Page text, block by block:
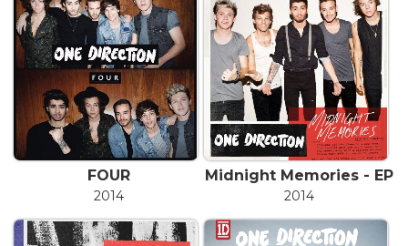
FOUR
2014
Midnight Memories - EP
2014